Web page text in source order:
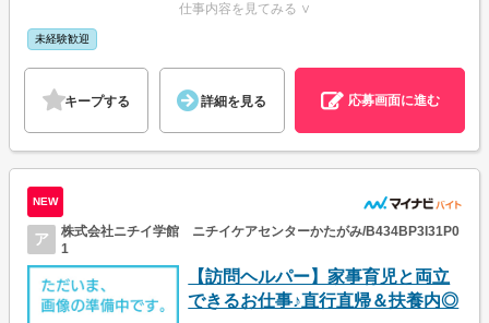
仕事内容を見てみる ∨
未経験歓迎
キープする 詳細を見る 応募画面に進む
NEW
ア
株式会社ニチイ学館 ニチイケアセンターかたがみ/B434BP3I31P0
1
【訪問ヘルパー】家事育児と両立
できるお仕事♪直行直帰＆扶養内◎